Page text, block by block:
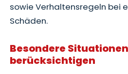
sowie Verhaltensregeln bei
Schäden.
Besondere
berücksichtigen